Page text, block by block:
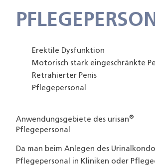
Erektile Dysfunktion
Motorisch stark eingeschränkte
Retrahierter Penis
Pflegepersonal
Anwendungsgebiete des urisan®
Pflegepersonal
Da man beim Anlegen des
Pflegepersonal in Kliniken oder